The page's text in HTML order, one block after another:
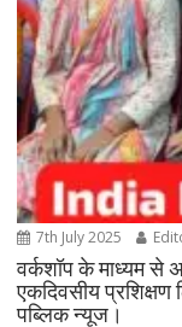
7th July 2025
वर्कशॉप के माध्यम
एकदिवसीय
पब्लिक न्यूज।